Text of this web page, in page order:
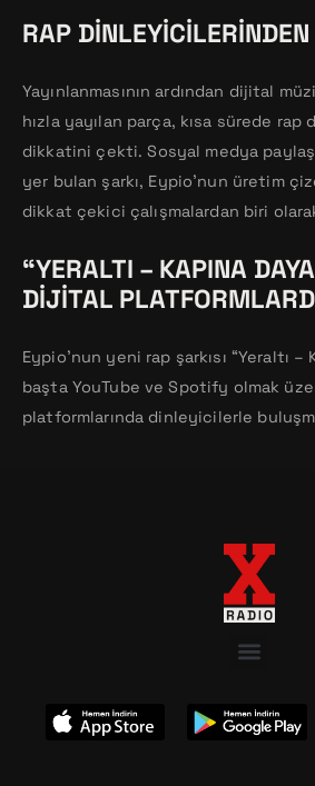
RAP
Yayınlanmasının ardından dijital
hızla yayılan parça, kısa sürede
dikkatini çekti. Sosyal medya
yer bulan şarkı, Eypio’nun üretim
dikkat çekici çalışmalardan biri
“YERALTI – KAPINA
DIJITAL
Eypio’nun yeni rap şarkısı “Yeraltı –
başta YouTube ve Spotify olmak
platformlarında dinleyicilerle